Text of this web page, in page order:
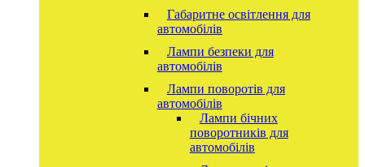
Габаритне освітлення для
автомобілів
Лампи безпеки для
автомобілів
Лампи поворотів для
автомобілів
Лампи бічних
поворотників для
автомобілів